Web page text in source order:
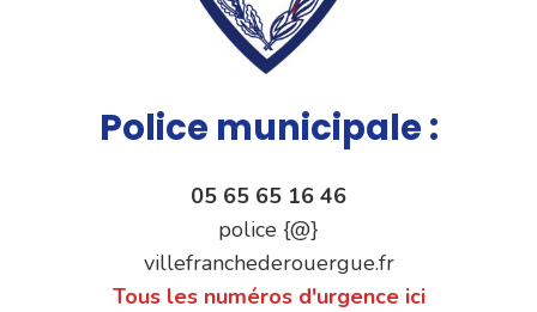
Police municipale :
05 65 65 16 46
police {@}
villefranchederouergue.fr
Tous les numéros d'urgence ici